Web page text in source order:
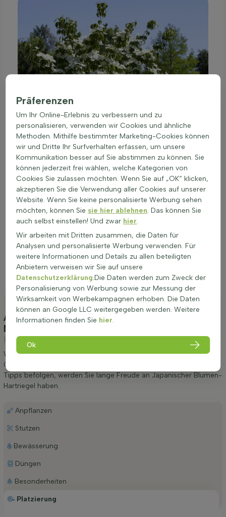
Anpflanzung und Pflege Cornus kousa
Mehrstämmig 200-250
Hartriegel)
Wir möchten Ihnen einige Tipps zur Anpflanzung und Pflege von
Cornus kousa Mehrstämmig 200-250 geben. Wenn Sie diese
Tipps befolgen, werden Sie lange Freude an Japanischer Blumen-
Hartriegel haben.
Platzierung
Anpflanzen
Stutzen
Bewässerung
Düngen
Besonderheiten
Präferenzen
Um Ihr Online-Erlebnis zu verbessern und zu
personalisieren, verwenden wir Cookies und ähnliche
Methoden. Mithilfe bestimmter Marketing-Cookies können
wir und Dritte Ihr Surfverhalten erfassen, um unsere
Kommunikation besser auf Sie abstimmen zu können. Sie
können jederzeit frei wählen, welche Kategorien von
Cookies Sie zulassen möchten. Wenn Sie auf „OK“ klicken,
akzeptieren Sie die Verwendung aller Cookies auf unserer
Website. Wenn Sie keine personalisierte Werbung sehen
möchten, können Sie sie hier ablehnen. Das können Sie
auch selbst einstellen! Und zwar hier.
Wir arbeiten mit Dritten zusammen, die Daten für
Analysen und personalisierte Werbung verwenden. Für
weitere Informationen und Details zu allen beteiligten
Anbietern verweisen wir Sie auf unsere
Datenschutzerklärung.Die Daten werden zum Zweck der
Personalisierung von Werbung sowie zur Messung der
Wirksamkeit von Werbekampagnen erhoben. Die Daten
können an Google LLC weitergegeben werden. Weitere
Informationen finden Sie hier.
Ok